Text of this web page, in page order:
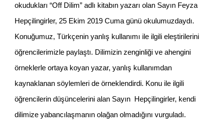
okudukları “Off Dilim” adlı kitabın yazarı olan Sayın Feyza
Hepçilingirler, 25 Ekim 2019 Cuma günü okulumuzdaydı.
Konuğumuz, Türkçenin yanlış kullanımı ile ilgili eleştirilerini
öğrencilerimizle paylaştı. Dilimizin zenginliği ve ahengini
örneklerle ortaya koyan yazar, yanlış kullanımdan
kaynaklanan söylemleri de örneklendirdi. Konu ile ilgili
öğrencilerin düşüncelerini alan Sayın Hepçilingirler, kendi
dilimize yabancılaşmanın olağan olmadığını vurguladı.